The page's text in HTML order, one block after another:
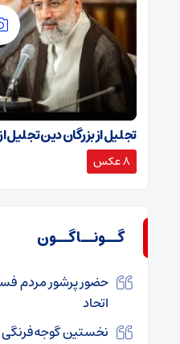
تجلیل از بزرگان دین تجلیل
8 عکس
گــونــاگــون
حضور پرشور مردم
اتحاد
نخستین گوجه‌فرنگی